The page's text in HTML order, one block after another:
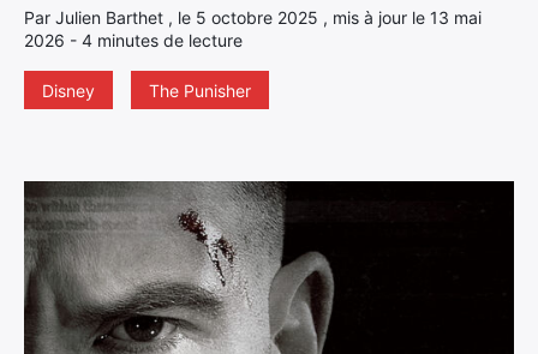
Par Julien Barthet , le 5 octobre 2025 , mis à jour le 13 mai
2026 - 4 minutes de lecture
Disney The Punisher